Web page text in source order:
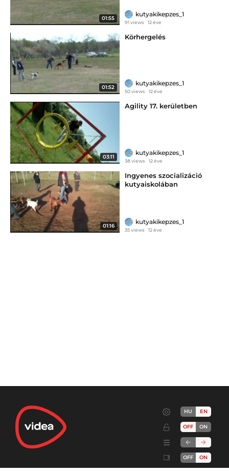
01:55
kutyakikepzes_1
91 views 12 éve
01:52
Körhergelés
kutyakikepzes_1
50 views 12 éve
03:11
Agility 17. kerületben
kutyakikepzes_1
38 views 12 éve
01:16
Ingyenes szocializáció
kutyaiskolában
kutyakikepzes_1
35 views 12 éve
HU EN
OFF ON
OFF ON